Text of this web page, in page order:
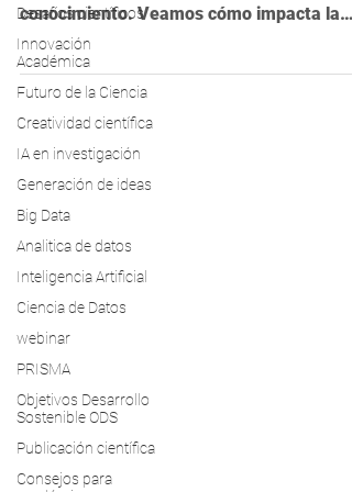
Desafíos científicos
Innovación
Académica
Futuro de la Ciencia
Creatividad científica
IA en investigación
Generación de ideas
Big Data
Analitica de datos
Inteligencia Artificial
Ciencia de Datos
webinar
PRISMA
Objetivos Desarrollo
Sostenible ODS
Publicación científica
Consejos para
transformando la producción y el acceso al
conocimiento. Veamos cómo impacta la
investigación y su futuro